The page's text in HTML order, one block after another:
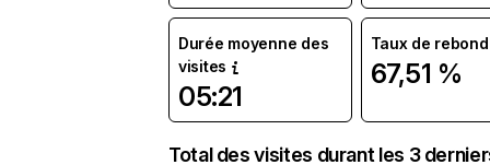
Durée moyenne des
visites
05:21
Taux de rebond
67,51 %
Total des visites durant les 3